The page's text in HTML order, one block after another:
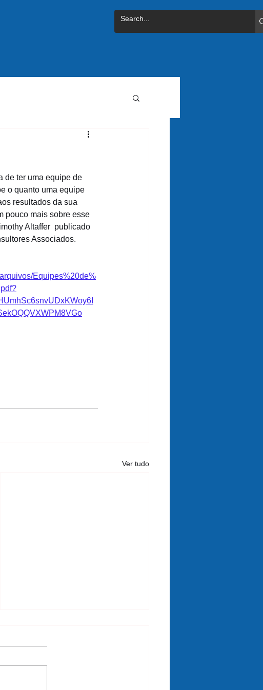
de ter uma equipe de
o quanto uma equipe
resultados da sua
pouco mais sobre esse
Altaffer  publicado
Associados.
Equipes%20de%
Ver tudo